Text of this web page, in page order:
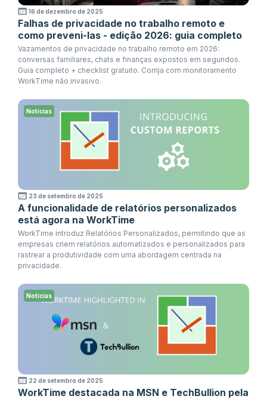
16 de dezembro de 2025
Falhas de privacidade no trabalho remoto e
como preveni-las - edição 2026: guia completo
Vazamentos de privacidade no trabalho remoto em 2026:
conversas familiares, chats e finanças expostos em segundos.
Guia completo + checklist gratuito. Corrija com monitoramento
WorkTime não invasivo.
23 de setembro de 2025
A funcionalidade de relatórios personalizados
está agora na WorkTime
WorkTime introduz Relatórios Personalizados, permitindo que as
empresas criem relatórios automatizados e personalizados para
rastrear a produtividade com uma abordagem centrada na
privacidade.
Notícias
22 de setembro de 2025
WorkTime destacada na MSN e TechBullion pela
Notícias